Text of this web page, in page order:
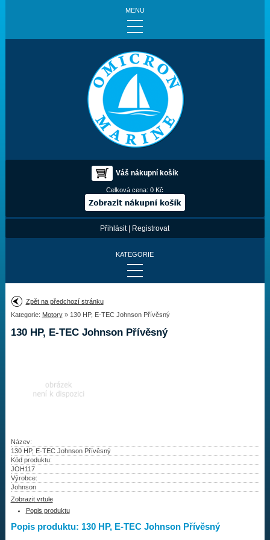
MENU
Váš nákupní košík
Celková cena:0 Kč
Přihlásit| Registrovat
KATEGORIE
Provedení:
Výrobce:
Najít vrtuli
Vrtule
Redukční pouzdra XHS
Kontakty
Aktuality
Zpět na předchozí stránku
Kategorie: Motory» 130 HP, E-TEC Johnson Přívěsný
130 HP, E-TEC Johnson Přívěsný
Název:
130 HP, E-TEC Johnson Přívěsný
Kód produktu:
JOH117
Výrobce:
Johnson
Zobrazit vrtule
Popis produktu
Popis produktu: 130 HP, E-TEC Johnson Přívěsný